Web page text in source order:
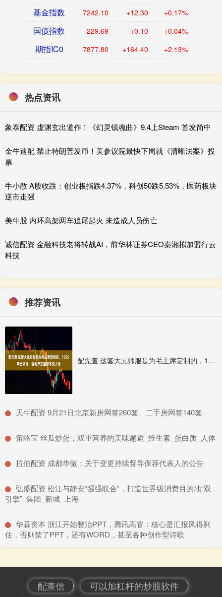
基金指数 7242.10 +12.30 +0.17%
国债指数 229.69 +0.10 +0.04%
期指IC0 7877.80 +164.40 +2.13%
热点资讯
象泰配资 虚渊玄出道作！《幻灵镇魂曲》9.4上Steam 首发简中
金牛速配 禁止特朗普发币！美参议院最快下周就《清晰法案》投
票
牛小散 A股收跌：创业板指跌4.37%，科创50跌5.53%，医药板块
逆市走强
美牛股 内环高架两车追尾起火 未造成人员伤亡
诚信配资 金融科技老将转战AI，前华林证券CEO秦湘拟加盟行云
科技
推荐资讯
配先查 这套大元帅服是为毛主席定制的，1955年已做好，但毛泽东坚辞不授大元
​天牛配资 9月21日北京新房网签260套、二手房网签140套
​策略宝 丝瓜炒蛋，双重营养的美味邂逅_维生素_蛋白质_人体
​拉伯配资 成都华微：关于变更持续督导保荐代表人的公告
​弘盛配资 松江与静安“强强联合”，打造世界级消费目的地“双
引擎”_集团_新城_上海
​华霖资本 浙江开始整治PPT，腾讯高管：核心是汇报风得刹
住，否则禁了PPT，还有WORD，甚至各种创作型诗歌
配查信 可以加杠杆的炒股软件